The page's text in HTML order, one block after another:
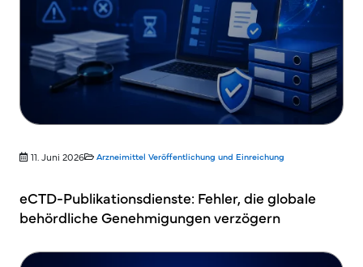
11. Juni 2026 Arzneimittel Veröffentlichung und Einreichung
eCTD-Publikationsdienste: Fehler, die globale
behördliche Genehmigungen verzögern